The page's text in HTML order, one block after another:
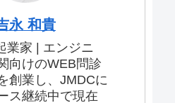
永 和貴
業家 | エンジニ
向けのWEB問診
創業し、JMDCに
ス継続中で現在